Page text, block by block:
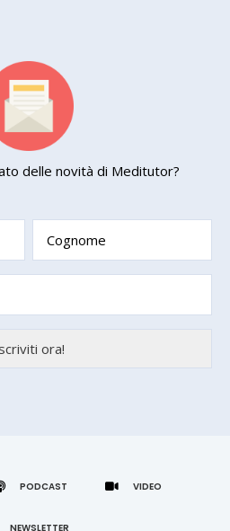
delle novità di Meditutor?
Cognome